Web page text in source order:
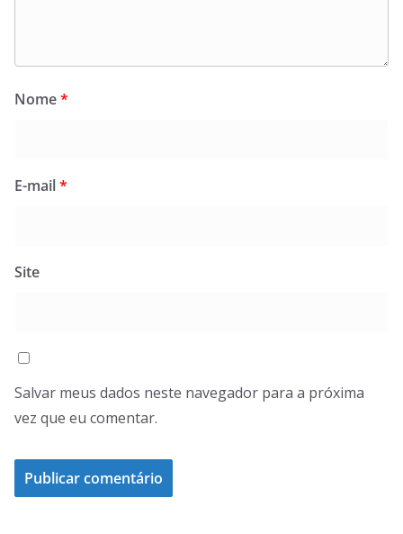
Nome*
E-mail*
Site
Salvar meus dados neste navegador para a próxima
vez que eu comentar.